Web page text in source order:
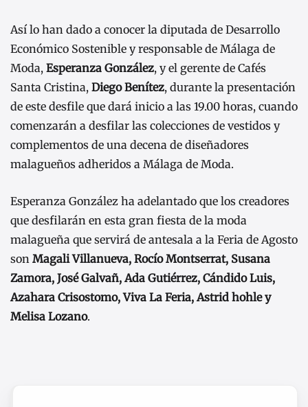
Así lo han dado a conocer la diputada de Desarrollo
Económico Sostenible y responsable de Málaga de
Moda, Esperanza González, y el gerente de Cafés
Santa Cristina, Diego Benítez, durante la presentación
de este desfile que dará inicio a las 19.00 horas, cuando
comenzarán a desfilar las colecciones de vestidos y
complementos de una decena de diseñadores
malagueños adheridos a Málaga de Moda.
Esperanza González ha adelantado que los creadores
que desfilarán en esta gran fiesta de la moda
malagueña que servirá de antesala a la Feria de Agosto
son Magali Villanueva, Rocío Montserrat, Susana
Zamora, José Galvañ, Ada Gutiérrez, Cándido Luis,
Azahara Crisostomo, Viva La Feria, Astrid hohle y
Melisa Lozano.